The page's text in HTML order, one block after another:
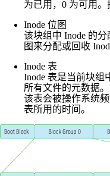
为已用，0 为可用。
Inode 位图
该块组中 Inode 的
图来分配或回收
Inode 表
Inode 表是当前块组
所有文件的元数据。
该表会被操作系统
表所用的时间。